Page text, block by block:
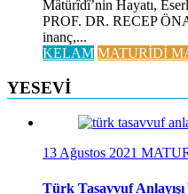
Mâtürîdî’nin Hayatı,
PROF. DR. RECEP
inanç,...
KELAM MATURİDİ
YESEVİ
13 Ağustos 2021
Türk Tasavvuf Anlayışı